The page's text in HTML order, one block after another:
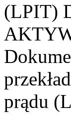
(LPIT)
prądu